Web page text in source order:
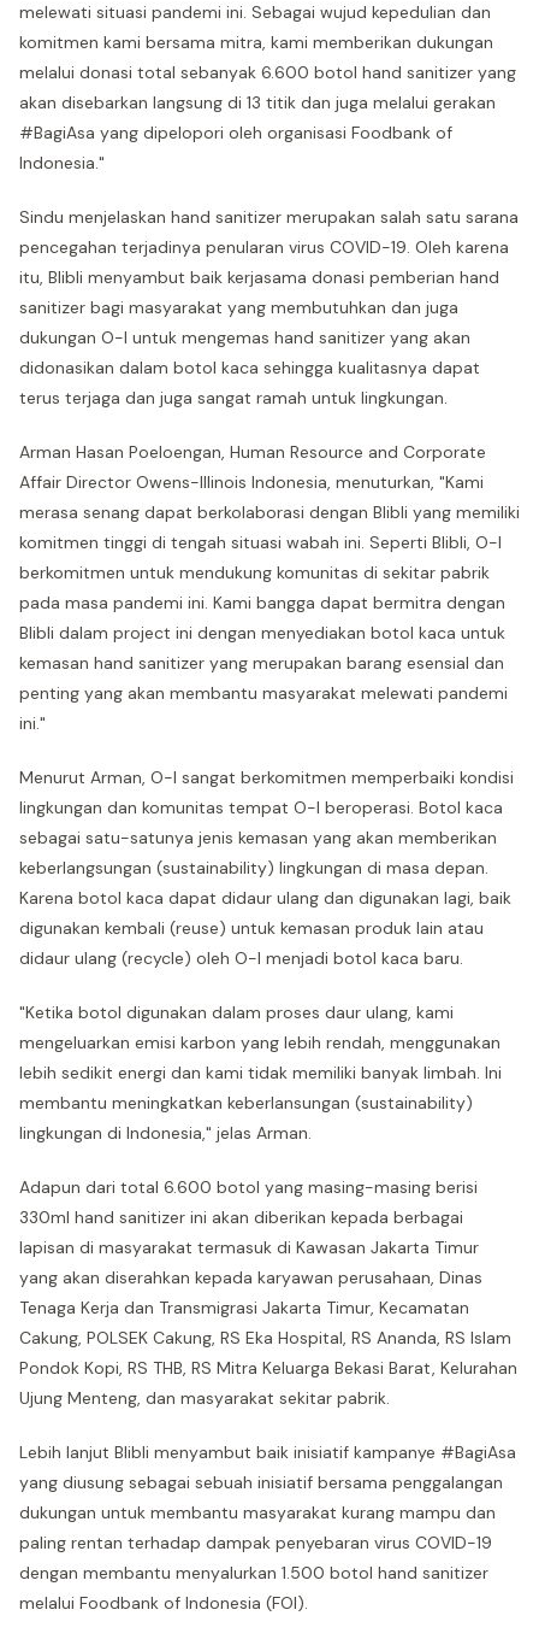
melewati situasi pandemi ini. Sebagai wujud kepedulian dan
komitmen kami bersama mitra, kami memberikan dukungan
melalui donasi total sebanyak 6.600 botol hand sanitizer yang
akan disebarkan langsung di 13 titik dan juga melalui gerakan
#BagiAsa yang dipelopori oleh organisasi Foodbank of
Indonesia."
Sindu menjelaskan hand sanitizer merupakan salah satu sarana
pencegahan terjadinya penularan virus COVID-19. Oleh karena
itu, Blibli menyambut baik kerjasama donasi pemberian hand
sanitizer bagi masyarakat yang membutuhkan dan juga
dukungan O-I untuk mengemas hand sanitizer yang akan
didonasikan dalam botol kaca sehingga kualitasnya dapat
terus terjaga dan juga sangat ramah untuk lingkungan.
Arman Hasan Poeloengan, Human Resource and Corporate
Affair Director Owens-Illinois Indonesia, menuturkan, "Kami
merasa senang dapat berkolaborasi dengan Blibli yang memiliki
komitmen tinggi di tengah situasi wabah ini. Seperti Blibli, O-I
berkomitmen untuk mendukung komunitas di sekitar pabrik
pada masa pandemi ini. Kami bangga dapat bermitra dengan
Blibli dalam project ini dengan menyediakan botol kaca untuk
kemasan hand sanitizer yang merupakan barang esensial dan
penting yang akan membantu masyarakat melewati pandemi
ini."
Menurut Arman, O-I sangat berkomitmen memperbaiki kondisi
lingkungan dan komunitas tempat O-I beroperasi. Botol kaca
sebagai satu-satunya jenis kemasan yang akan memberikan
keberlangsungan (sustainability) lingkungan di masa depan.
Karena botol kaca dapat didaur ulang dan digunakan lagi, baik
digunakan kembali (reuse) untuk kemasan produk lain atau
didaur ulang (recycle) oleh O-I menjadi botol kaca baru.
"Ketika botol digunakan dalam proses daur ulang, kami
mengeluarkan emisi karbon yang lebih rendah, menggunakan
lebih sedikit energi dan kami tidak memiliki banyak limbah. Ini
membantu meningkatkan keberlansungan (sustainability)
lingkungan di Indonesia," jelas Arman.
Adapun dari total 6.600 botol yang masing-masing berisi
330ml hand sanitizer ini akan diberikan kepada berbagai
lapisan di masyarakat termasuk di Kawasan Jakarta Timur
yang akan diserahkan kepada karyawan perusahaan, Dinas
Tenaga Kerja dan Transmigrasi Jakarta Timur, Kecamatan
Cakung, POLSEK Cakung, RS Eka Hospital, RS Ananda, RS Islam
Pondok Kopi, RS THB, RS Mitra Keluarga Bekasi Barat, Kelurahan
Ujung Menteng, dan masyarakat sekitar pabrik.
Lebih lanjut Blibli menyambut baik inisiatif kampanye #BagiAsa
yang diusung sebagai sebuah inisiatif bersama penggalangan
dukungan untuk membantu masyarakat kurang mampu dan
paling rentan terhadap dampak penyebaran virus COVID-19
dengan membantu menyalurkan 1.500 botol hand sanitizer
melalui Foodbank of Indonesia (FOI).